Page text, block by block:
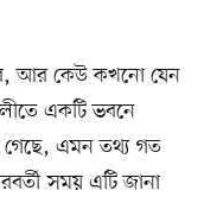
আর কেউ কখনো যেন
একটি ভবনে
গেছে, এমন তথ্য গত
সময় এটি জানা